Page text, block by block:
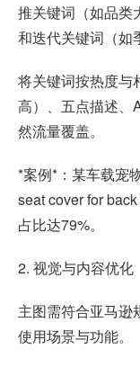
推关键词（如品类
和迭代关键词（如
将关键词按热度与
高）、五点描述、
然流量覆盖。
*案例*：某车载宠
seat cover for
占比达79%。
2. 视觉与内容优化
主图需符合亚马逊
使用场景与功能。